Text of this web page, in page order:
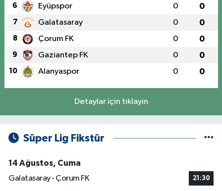
6 Eyüpspor 0 0
7 Galatasaray 0 0
8 Çorum FK 0 0
9 Gaziantep FK 0 0
10 Alanyaspor 0 0
Detaylar için tıklayın
Süper Lig Fikstür
14 Ağustos, Cuma
Galatasaray - Çorum FK
21:30